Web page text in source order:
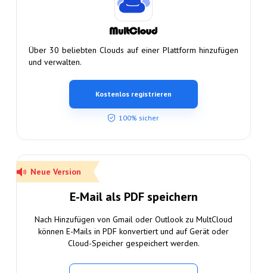
Über 30 beliebten Clouds auf einer Plattform hinzufügen
und verwalten.
Kostenlos registrieren
100% sicher
Neue Version
E-Mail als PDF speichern
Nach Hinzufügen von Gmail oder Outlook zu MultCloud
können E-Mails in PDF konvertiert und auf Gerät oder
Cloud-Speicher gespeichert werden.